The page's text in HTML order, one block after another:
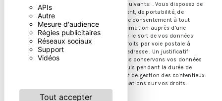
APIs
Autre
Mesure d'audience
Régies publicitaires
Réseaux sociaux
Support
Vidéos
Tout accepter
communiquées aux seuls destinataires suivants: . Vous disposez de
droits d’accès, de rectification, d’effacement, de portabilité, de
limitation, d’opposition, de retrait de votre consentement à tout
moment et du droit d’introduire une réclamation auprès d’une
autorité de contrôle, ainsi que d’organiser le sort de vos données
post-mortem. Vous pouvez exercer ces droits par voie postale à
l'adresse ou par courrier électronique à l'adresse . Un justificatif
d'identité pourra vous être demandé. Nous conservons vos données
pendant la période de prise de contact puis pendant la durée de
prescription légale aux fins probatoires et de gestion des contentieux.
Consultez le site cnil.fr pour plus d’informations sur vos droits.